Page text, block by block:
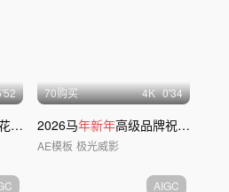
会开场
70购买 4K 0'34
2026马年新年高级品牌祝福片头
AE模板 极光威影
AIGC